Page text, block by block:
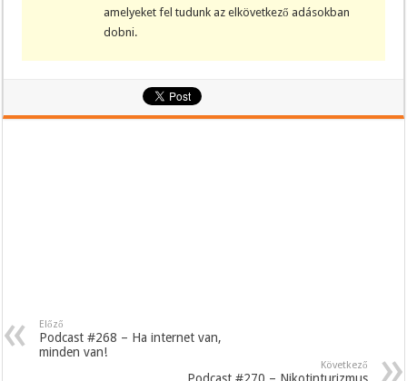
amelyeket fel tudunk az elkövetkező adásokban
dobni.
Előző
Podcast #268 – Ha internet van,
minden van!
Következő